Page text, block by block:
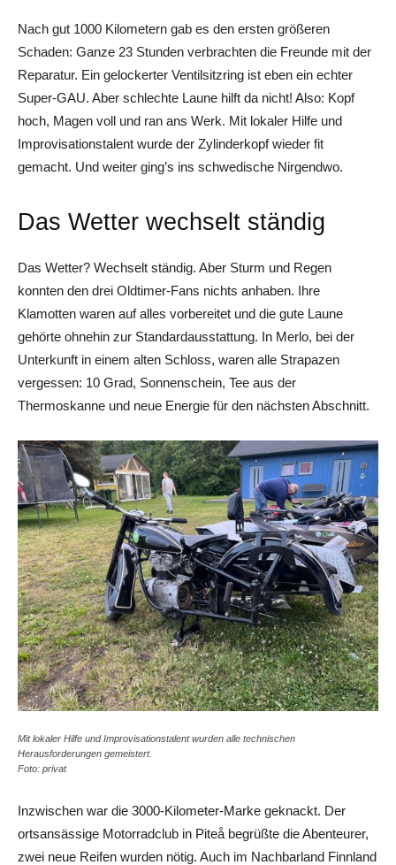
Nach gut 1000 Kilometern gab es den ersten größeren
Schaden: Ganze 23 Stunden verbrachten die Freunde mit der
Reparatur. Ein gelockerter Ventilsitzring ist eben ein echter
Super-GAU. Aber schlechte Laune hilft da nicht! Also: Kopf
hoch, Magen voll und ran ans Werk. Mit lokaler Hilfe und
Improvisationstalent wurde der Zylinderkopf wieder fit
gemacht. Und weiter ging’s ins schwedische Nirgendwo.
Das Wetter wechselt ständig
Das Wetter? Wechselt ständig. Aber Sturm und Regen
konnten den drei Oldtimer-Fans nichts anhaben. Ihre
Klamotten waren auf alles vorbereitet und die gute Laune
gehörte ohnehin zur Standardausstattung. In Merlo, bei der
Unterkunft in einem alten Schloss, waren alle Strapazen
vergessen: 10 Grad, Sonnenschein, Tee aus der
Thermoskanne und neue Energie für den nächsten Abschnitt.
Mit lokaler Hilfe und Improvisationstalent wurden alle technischen
Herausforderungen gemeistert.
Foto: privat
Inzwischen war die 3000-Kilometer-Marke geknackt. Der
ortsansässige Motorradclub in Piteå begrüßte die Abenteurer,
zwei neue Reifen wurden nötig. Auch im Nachbarland Finnland